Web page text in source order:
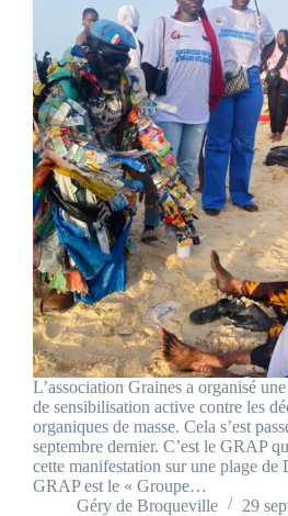
L’association Graines a organisé
de sensibilisation active contre les
organiques de masse. Cela s’est
septembre dernier. C’est le GRAP
cette manifestation sur une plage de
GRAP est le « Groupe…
Géry de Broqueville
29